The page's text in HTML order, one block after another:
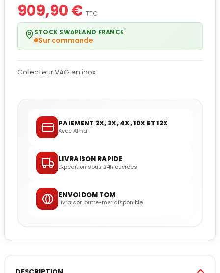
909,90 € TTC
STOCK SWAPLAND FRANCE
Sur commande
Collecteur VAG en inox
PAIEMENT 2X, 3X, 4X, 10X ET 12X
Avec Alma
LIVRAISON RAPIDE
Expédition sous 24h ouvrées
ENVOI DOM TOM
Livraison outre-mer disponible